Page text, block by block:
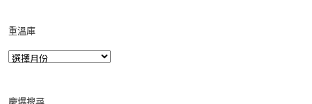
重溫庫
慶爆搜尋